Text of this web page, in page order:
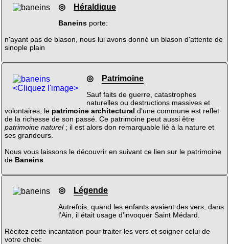
◎ Héraldique
Baneinsporte:
n'ayant pas de blason, nous lui avons donné un blason d'attente de
sinople plain
<Cliquez l'image>
◎ Patrimoine
Sauf faits de guerre, catastrophes
naturelles ou destructions massives et
volontaires, le patrimoine architectural d'une commune est reflet
de la richesse de son passé. Ce patrimoine peut aussi être
patrimoine naturel; il est alors don remarquable lié à la nature et
ses grandeurs.
Nous vous laissons le découvrir en suivant ce lien sur le patrimoine
de Baneins
◎ Légende
Autrefois, quand les enfants avaient des vers, dans
l'Ain, il était usage d'invoquer Saint Médard.
Récitez cette incantation pour traiter les vers et soigner celui de
votre choix: